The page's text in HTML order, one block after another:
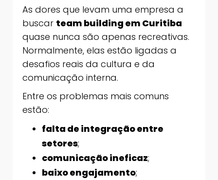
As dores que levam uma empresa a
buscar team building em Curitiba
quase nunca são apenas recreativas.
Normalmente, elas estão ligadas a
desafios reais da cultura e da
comunicação interna.
Entre os problemas mais comuns
estão:
falta de integração entre
setores;
comunicação ineficaz;
baixo engajamento;